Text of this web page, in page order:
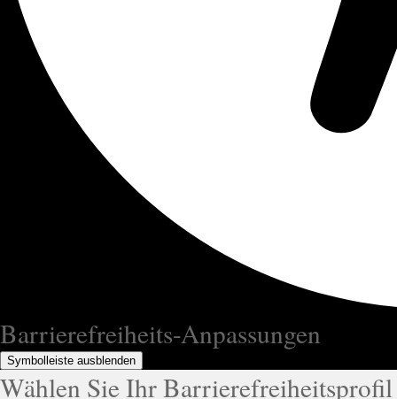
Barrierefreiheits-Anpassungen
Symbolleiste ausblenden
Wählen Sie Ihr Barrierefreiheitsprofil